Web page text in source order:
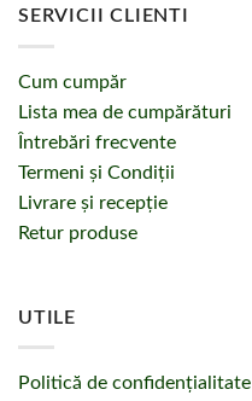
SERVICII CLIENTI
Cum cumpăr
Lista mea de cumpărături
Întrebări frecvente
Termeni și Condiții
Livrare și recepție
Retur produse
UTILE
Politică de confidențialitate